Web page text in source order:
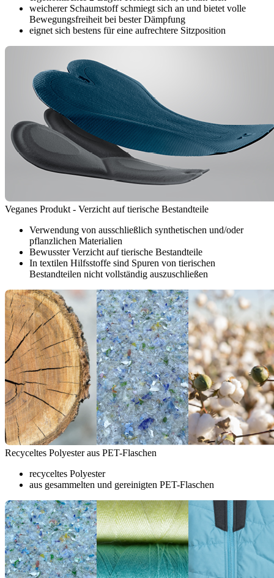
weicherer Schaumstoff schmiegt sich an und bietet volle
Bewegungsfreiheit bei bester Dämpfung
eignet sich bestens für eine aufrechtere Sitzposition
Veganes Produkt - Verzicht auf tierische Bestandteile
Verwendung von ausschließlich synthetischen und/oder
pflanzlichen Materialien
Bewusster Verzicht auf tierische Bestandteile
In textilen Hilfsstoffe sind Spuren von tierischen
Bestandteilen nicht vollständig auszuschließen
Recyceltes Polyester aus PET-Flaschen
recyceltes Polyester
aus gesammelten und gereinigten PET-Flaschen